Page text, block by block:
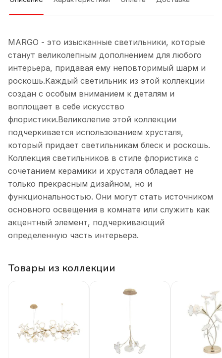
MARGO - это изысканные светильники, которые
станут великолепным дополнением для любого
интерьера, придавая ему неповторимый шарм и
роскошь.Каждый светильник из этой коллекции
создан с особым вниманием к деталям и
воплощает в себе искусство
флористики.Великолепие этой коллекции
подчеркивается использованием хрусталя,
который придает светильникам блеск и роскошь.
Коллекция светильников в стиле флористика с
сочетанием керамики и хрусталя обладает не
только прекрасным дизайном, но и
функциональностью. Они могут стать источником
основного освещения в комнате или служить как
акцентный элемент, подчеркивающий
определенную часть интерьера.
Товары из коллекции